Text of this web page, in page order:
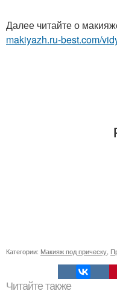
Далее читайте о
makiyazh.ru-best.com/
Категории: Макияж под прическу
Читайте также